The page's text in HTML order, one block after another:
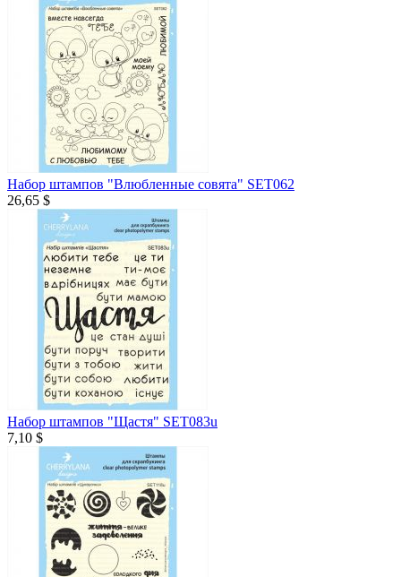
Набор штампов "Влюбленные совята" SET062
26,65 $
Набор штампов "Щастя" SET083u
7,10 $